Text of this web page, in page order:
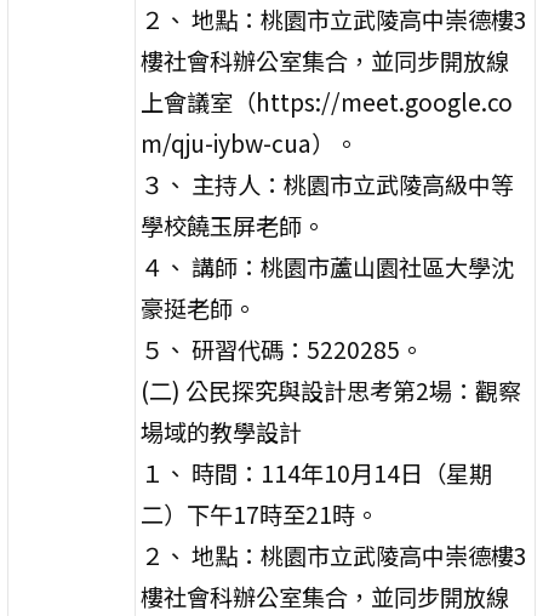
２、 地點：桃園市立武陵高中崇德樓3
樓社會科辦公室集合，並同步開放線
上會議室（https://meet.google.co
m/qju-iybw-cua）。
３、 主持人：桃園市立武陵高級中等
學校饒玉屏老師。
４、 講師：桃園市蘆山園社區大學沈
豪挺老師。
５、 研習代碼：5220285。
(二) 公民探究與設計思考第2場：觀察
場域的教學設計
１、 時間：114年10月14日（星期
二）下午17時至21時。
２、 地點：桃園市立武陵高中崇德樓3
樓社會科辦公室集合，並同步開放線